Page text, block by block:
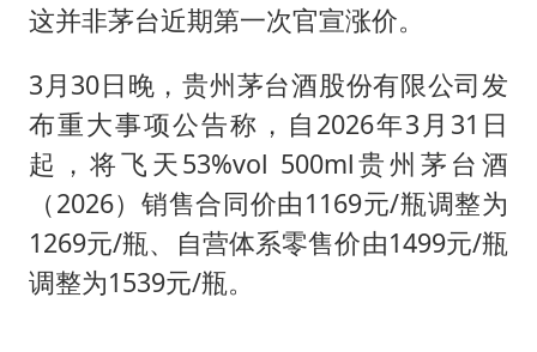
这并非茅台近期第一次官宣涨价。
3月30日晚，贵州茅台酒股份有限公司发
布重大事项公告称，自2026年3月31日
起，将飞天53%vol 500ml贵州茅台酒
（2026）销售合同价由1169元/瓶调整为
1269元/瓶、自营体系零售价由1499元/瓶
调整为1539元/瓶。